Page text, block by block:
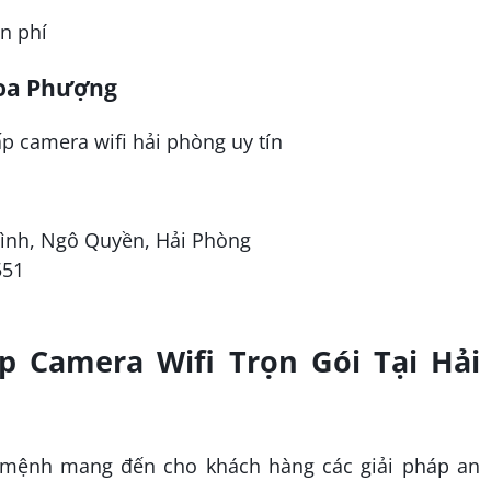
phí
Phượng
Ngô Quyền, Hải Phòng
Camera Wifi Trọn Gói Tại Hải
mang đến cho khách hàng các giải pháp an